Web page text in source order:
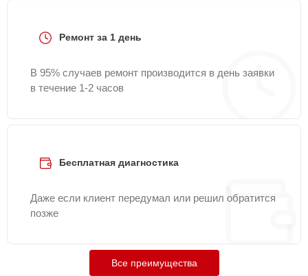
Ремонт за 1 день
В 95% случаев ремонт производится в день заявки
в течение 1-2 часов
Бесплатная диагностика
Даже если клиент передумал или решил обратится
позже
Все преимущества